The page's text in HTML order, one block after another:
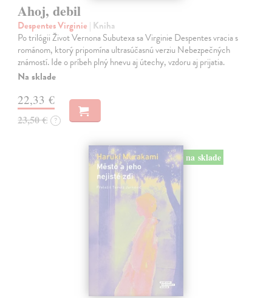
Ahoj, debil
Despentes Virginie | Kniha
Po trilógii Život Vernona Subutexa sa Virginie Despentes vracia s
románom, ktorý pripomína ultrasúčasnú verziu Nebezpečných
známostí. Ide o príbeh plný hnevu aj útechy, vzdoru aj prijatia.
Na sklade
22,33 €
23,50 € ?
na sklade